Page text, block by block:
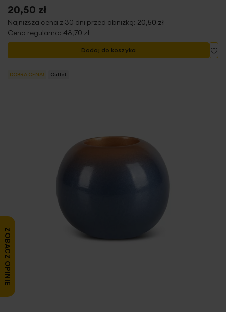
20,50 zł
Najniższa cena z 30 dni przed obniżką: 20,50 zł
Cena regularna: 48,70 zł
Dodaj do koszyka
DOBRA CENA! Outlet
ZOBACZ OPINIE